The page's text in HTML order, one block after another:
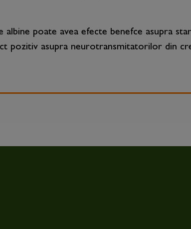
poate avea efecte benefce asupra
pozitiv asupra neurotransmitatorilor din